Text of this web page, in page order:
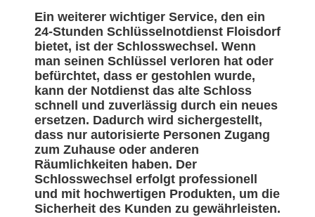
Ein weiterer wichtiger Service, den ein
24-Stunden Schlüsselnotdienst Floisdorf
bietet, ist der Schlosswechsel. Wenn
man seinen Schlüssel verloren hat oder
befürchtet, dass er gestohlen wurde,
kann der Notdienst das alte Schloss
schnell und zuverlässig durch ein neues
ersetzen. Dadurch wird sichergestellt,
dass nur autorisierte Personen Zugang
zum Zuhause oder anderen
Räumlichkeiten haben. Der
Schlosswechsel erfolgt professionell
und mit hochwertigen Produkten, um die
Sicherheit des Kunden zu gewährleisten.